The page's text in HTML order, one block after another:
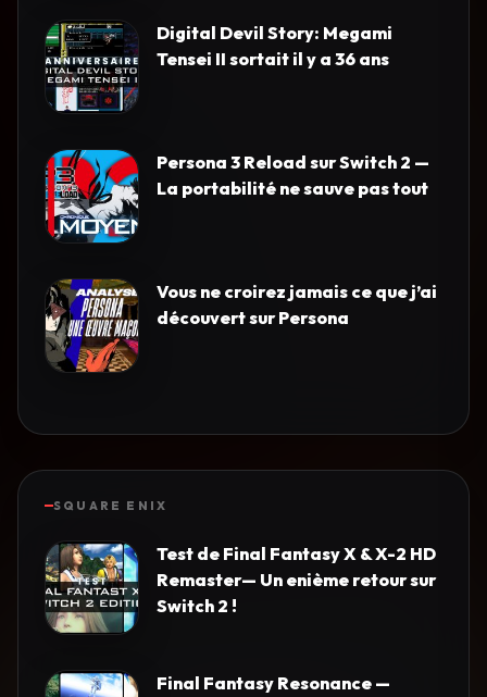
Digital Devil Story: Megami
Tensei II sortait il y a 36 ans
Persona 3 Reload sur Switch 2 —
La portabilité ne sauve pas tout
Vous ne croirez jamais ce que j’ai
découvert sur Persona
SQUARE ENIX
Test de Final Fantasy X & X-2 HD
Remaster— Un enième retour sur
Switch 2 !
Final Fantasy Resonance —